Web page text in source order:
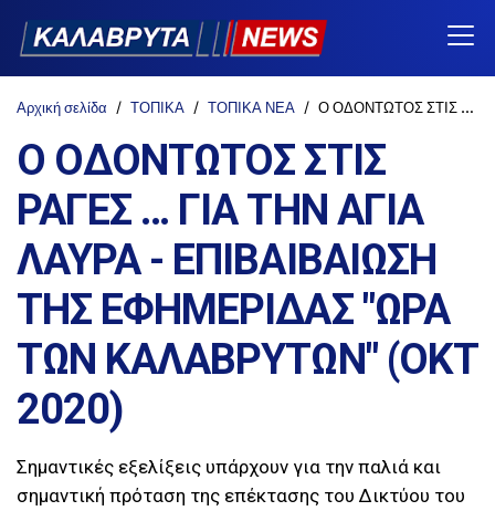
Αρχική σελίδα ΤΟΠΙΚΑ ΤΟΠΙΚΑ ΝΕΑ Ο ΟΔΟΝΤΩΤΟΣ ΣΤΙΣ ΡΑΓΕΣ … ΓΙΑ ΤΗΝ ΑΓΙΑ ΛΑΥΡΑ - ΕΠΙΒΑΙΒΑΙΩΣΗ ΤΗΣ ΕΦΗΜΕΡΙΔΑΣ "ΩΡΑ ΤΩΝ ΚΑΛΑΒΡΥΤΩΝ" (ΟΚΤ 2020)
Ο ΟΔΟΝΤΩΤΟΣ ΣΤΙΣ
ΡΑΓΕΣ … ΓΙΑ ΤΗΝ ΑΓΙΑ
ΛΑΥΡΑ - ΕΠΙΒΑΙΒΑΙΩΣΗ
ΤΗΣ ΕΦΗΜΕΡΙΔΑΣ "ΩΡΑ
ΤΩΝ ΚΑΛΑΒΡΥΤΩΝ" (ΟΚΤ
2020)
Σημαντικές εξελίξεις υπάρχουν για την παλιά και
σημαντική πρόταση της επέκτασης του Δικτύου του